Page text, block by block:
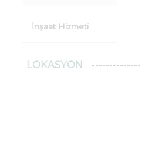
İnşaat Hizmeti
LOKASYON